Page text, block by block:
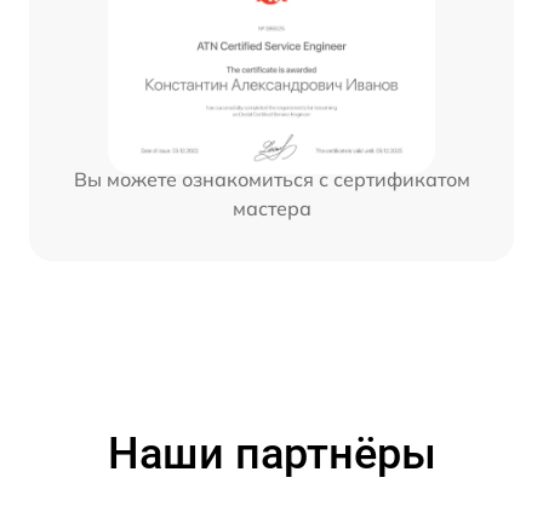
Вы можете ознакомиться с сертификатом
мастера
Наши партнёры